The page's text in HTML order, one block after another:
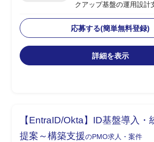
クアップ基盤の運用設計
・バックアップ基盤の運
ロー策定
・ランサムウェア発災時
ンシデントレスポンス設計
応募する(簡単無料登録)
詳細を表示
【EntraID/Okta】ID基盤導入・
提案～構築支援のPMO求人・案件